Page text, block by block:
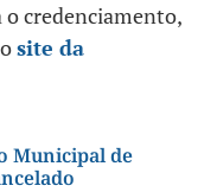
o credenciamento,
site da
Municipal de